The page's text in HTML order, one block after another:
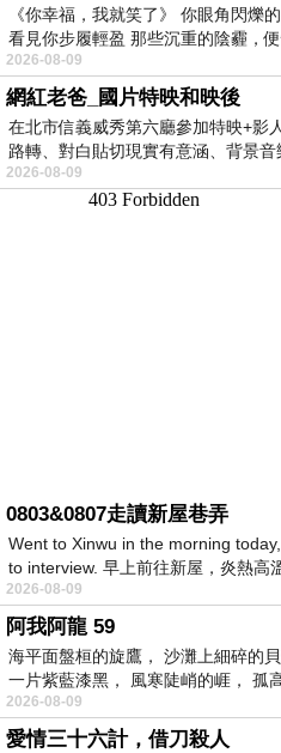
《你幸福，我就笑了》 你眼角閃爍
看見你步履輕盈 那些沉重的陰霾，
2026-08-09
網紅老爸_國片特映和映後
在北市信義威秀第六廳參加特映+影
路轉、對白貼切現實有意涵、背景
糊、
2026-08-09
0803&0807走讀新屋巷弄
Went to Xinwu in the morning
to interview. 早上前往新屋，炎熱高
2026-08-09
阿我阿龍 59
海平面盤桓的旋鷹， 沙灘上細碎的
一片紫藍漆黑， 風寒陡峭的崕， 孤
2026-08-09
愛情三十六計，借刀殺人